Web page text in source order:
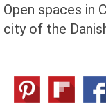
Open spaces in
city of the